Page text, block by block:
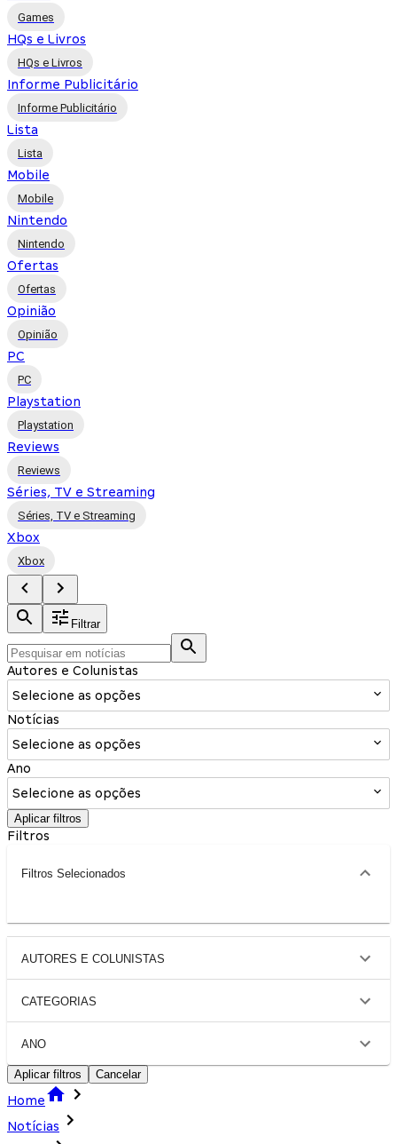
Games
HQs e Livros
HQs e Livros
Informe Publicitário
Informe Publicitário
Lista
Lista
Mobile
Mobile
Nintendo
Nintendo
Ofertas
Ofertas
Opinião
Opinião
PC
PC
Playstation
Playstation
Reviews
Reviews
Séries, TV e Streaming
Séries, TV e Streaming
Xbox
Xbox
Filtrar
Autores e Colunistas
Selecione as opções
Notícias
Selecione as opções
Ano
Selecione as opções
Aplicar filtros
Filtros
Filtros Selecionados
AUTORES E COLUNISTAS
CATEGORIAS
ANO
Aplicar filtros Cancelar
Home
Notícias